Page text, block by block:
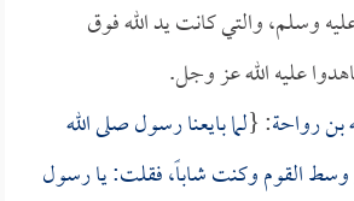
وسلم، والتي كانت يد الله فوق
عليه الله عز وجل.
بن رواحة: {لما بايعنا رسول صلى الله
القوم وكنت شاباً، فقلت: يا رسول